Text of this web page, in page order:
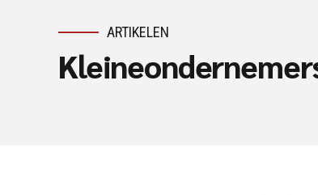
ARTIKELEN